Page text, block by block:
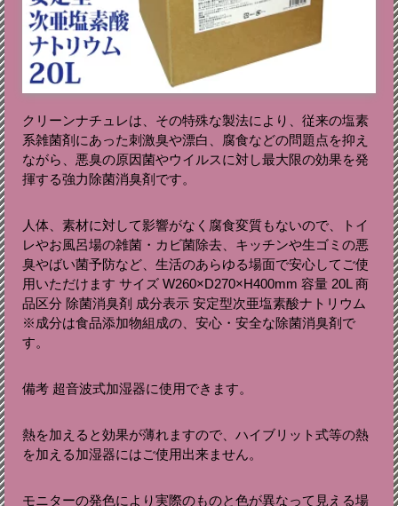
クリーンナチュレは、その特殊な製法により、従来の塩素
系雑菌剤にあった刺激臭や漂白、腐食などの問題点を抑え
ながら、悪臭の原因菌やウイルスに対し最大限の効果を発
揮する強力除菌消臭剤です。
人体、素材に対して影響がなく腐食変質もないので、トイ
レやお風呂場の雑菌・カビ菌除去、キッチンや生ゴミの悪
臭やばい菌予防など、生活のあらゆる場面で安心してご使
用いただけます サイズ W260×D270×H400mm 容量 20L 商
品区分 除菌消臭剤 成分表示 安定型次亜塩素酸ナトリウム
※成分は食品添加物組成の、安心・安全な除菌消臭剤で
す。
備考 超音波式加湿器に使用できます。
熱を加えると効果が薄れますので、ハイブリット式等の熱
を加える加湿器にはご使用出来ません。
モニターの発色により実際のものと色が異なって見える場